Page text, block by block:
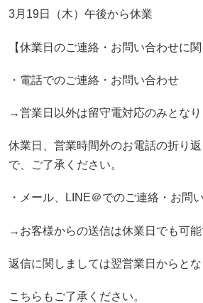
3月19日（木）午後から休業
【休業日のご連絡・お問い合わせに関
・電話でのご連絡・お問い合わせ
→営業日以外は留守電対応のみとなり
休業日、営業時間外のお電話の折り
で、ご了承ください。
・メール、LINE＠でのご連絡・お問
→お客様からの送信は休業日でも可能
返信に関しましては翌営業日からとな
こちらもご了承ください。